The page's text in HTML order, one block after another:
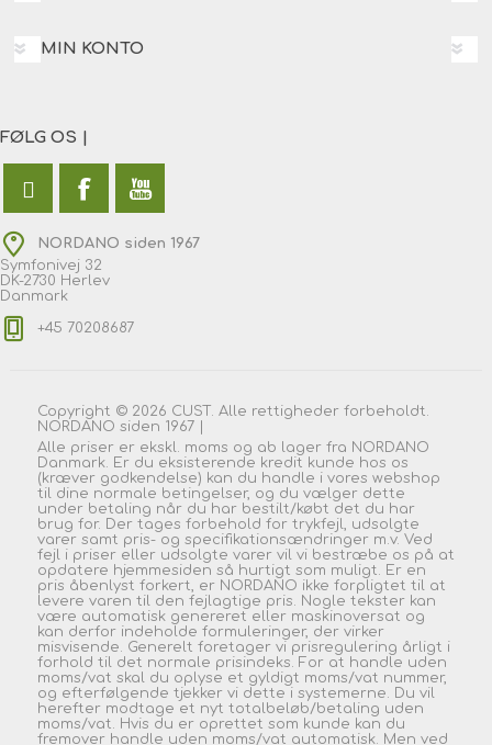
MIN KONTO
FØLG OS |
NORDANO siden 1967
Symfonivej 32
DK-2730 Herlev
Danmark
+45 70208687
Copyright © 2026 CUST. Alle rettigheder forbeholdt.
NORDANO siden 1967 |
Alle priser er ekskl. moms og ab lager fra NORDANO
Danmark. Er du eksisterende kredit kunde hos os
(kræver godkendelse) kan du handle i vores webshop
til dine normale betingelser, og du vælger dette
under betaling når du har bestilt/købt det du har
brug for. Der tages forbehold for trykfejl, udsolgte
varer samt pris- og specifikationsændringer m.v. Ved
fejl i priser eller udsolgte varer vil vi bestræbe os på at
opdatere hjemmesiden så hurtigt som muligt. Er en
pris åbenlyst forkert, er NORDANO ikke forpligtet til at
levere varen til den fejlagtige pris. Nogle tekster kan
være automatisk genereret eller maskinoversat og
kan derfor indeholde formuleringer, der virker
misvisende. Generelt foretager vi prisregulering årligt i
forhold til det normale prisindeks. For at handle uden
moms/vat skal du oplyse et gyldigt moms/vat nummer,
og efterfølgende tjekker vi dette i systemerne. Du vil
herefter modtage et nyt totalbeløb/betaling uden
moms/vat. Hvis du er oprettet som kunde kan du
fremover handle uden moms/vat automatisk. Men ved